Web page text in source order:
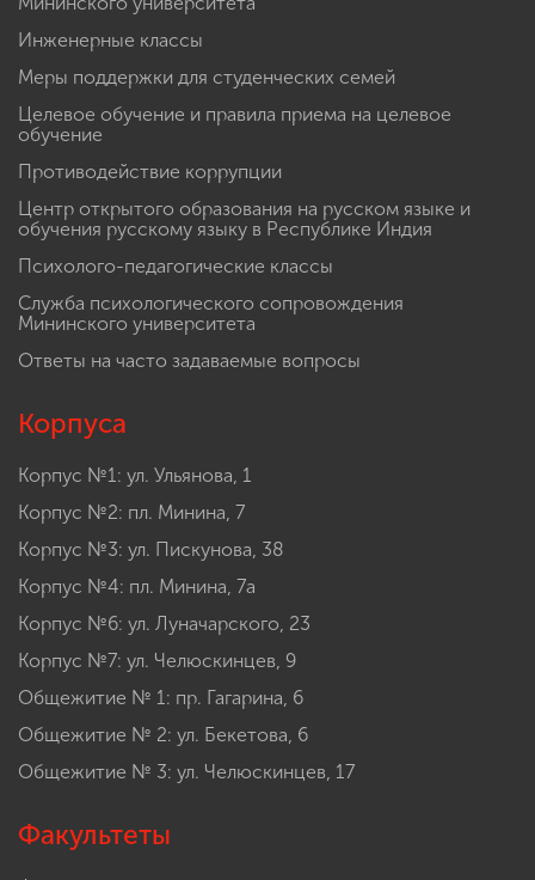
Мининского университета
Инженерные классы
Меры поддержки для студенческих семей
обучение
Противодействие коррупции
обучения русскому языку в Республике Индия
Психолого-педагогические классы
Мининского университета
Корпуса
Корпус №1: ул. Ульянова, 1
Корпус №2: пл. Минина, 7
Корпус №3: ул. Пискунова, 38
Корпус №4: пл. Минина, 7а
Корпус №6: ул. Луначарского, 23
Корпус №7: ул. Челюскинцев, 9
Общежитие № 1: пр. Гагарина, 6
Общежитие № 2: ул. Бекетова, 6